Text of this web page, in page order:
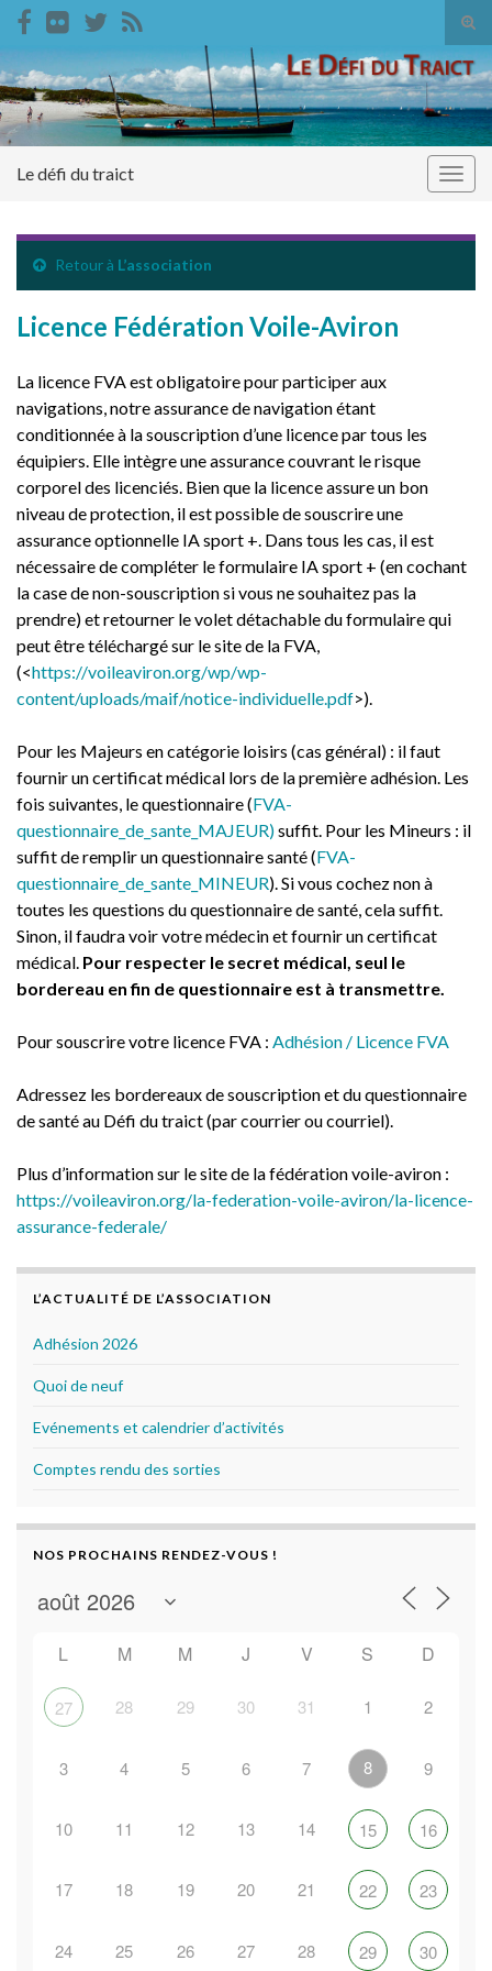
Search for:
Le défi du traict
Retour à L’association
Licence Fédération Voile-Aviron
La licence FVA est obligatoire pour participer aux
navigations, notre assurance de navigation étant
conditionnée à la souscription d’une licence par tous les
équipiers. Elle intègre une assurance couvrant le risque
corporel des licenciés. Bien que la licence assure un bon
niveau de protection, il est possible de souscrire une
assurance optionnelle IA sport +. Dans tous les cas, il est
nécessaire de compléter le formulaire IA sport + (en cochant
la case de non-souscription si vous ne souhaitez pas la
prendre) et retourner le volet détachable du formulaire qui
peut être téléchargé sur le site de la FVA,
(<https://voileaviron.org/wp/wp-
content/uploads/maif/notice-individuelle.pdf>).
Pour les Majeurs en catégorie loisirs (cas général) : il faut
fournir un certificat médical lors de la première adhésion. Les
fois suivantes, le questionnaire (FVA-
questionnaire_de_sante_MAJEUR)suffit. Pour les Mineurs : il
suffit de remplir un questionnaire santé (FVA-
questionnaire_de_sante_MINEUR). Si vous cochez non à
toutes les questions du questionnaire de santé, cela suffit.
Sinon, il faudra voir votre médecin et fournir un certificat
médical. Pour respecter le secret médical, seul le
bordereau en fin de questionnaire est à transmettre.
Pour souscrire votre licence FVA : Adhésion / Licence FVA
Adressez les bordereaux de souscription et du questionnaire
de santé au Défi du traict (par courrier ou courriel).
Plus d’information sur le site de la fédération voile-aviron :
https://voileaviron.org/la-federation-voile-aviron/la-licence-
assurance-federale/
L’ACTUALITÉ DE L’ASSOCIATION
Adhésion 2026
Quoi de neuf
Evénements et calendrier d’activités
Comptes rendu des sorties
NOS PROCHAINS RENDEZ-VOUS !
L M M J V S D
27 28 29 30 31 1 2
3 4 5 6 7 8 9
10 11 12 13 14 15 16
17 18 19 20 21 22 23
24 25 26 27 28 29 30